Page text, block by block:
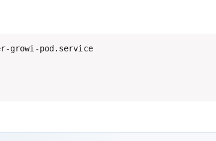
container-growi-pod.service